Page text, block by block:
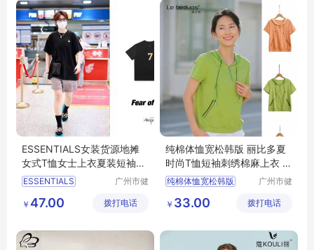
ESSENTIALS女装货源地摊
女式T恤女士上衣夏装短袖半
袖供应
ESSENTIALS
女士上衣夏装短袖
广州市健
限公司
￥ 47.00 拨打电话
纯棉体恤宽松韩版 丽比多夏
时尚T恤短袖刺绣棉麻上衣 服
装尾货市场
纯棉体恤宽松韩版
服装尾货市场
广州市健
限公司
￥ 33.00 拨打电话